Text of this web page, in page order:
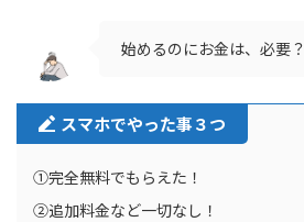
始めるのにお金は、必要？
スマホでやった事３つ
①完全無料でもらえた！
②追加料金など一切なし！